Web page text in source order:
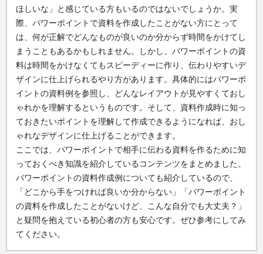
ほしいな」と感じている方もいるのではないでしょうか。実
際、パワーポイントで資料を作成したことがない方にとって
は、何が正解でどんなものが良いのか分からず時間をかけてし
まうこともあるかもしれません。しかし、パワーポイントの資
料は時間をかけなくてもスピーディーに作り、伝わりやすいデ
ザインに仕上げられるやり方があります。具体的にはパワーポ
イントの資料例を参照し、どんなレイアウトが見やすくておし
ゃれかを理解するというものです。そして、資料作成時に知っ
ておきたいポイントを理解して作成できるようになれば、おし
ゃれなデザインに仕上げることができます。
ここでは、パワーポイントで相手に伝わる資料を作るために知
っておくべき知識を紹介しているコンテンツをまとめました。
パワーポイントの資料作成例についても紹介しているので、
「どこから手をつければ良いか分からない」「パワーポイント
の資料を作成したことがないけど、こんな自分でも大丈夫？」
と疑問を抱えている初心者の方も安心です。ぜひ参考にしてみ
てください。